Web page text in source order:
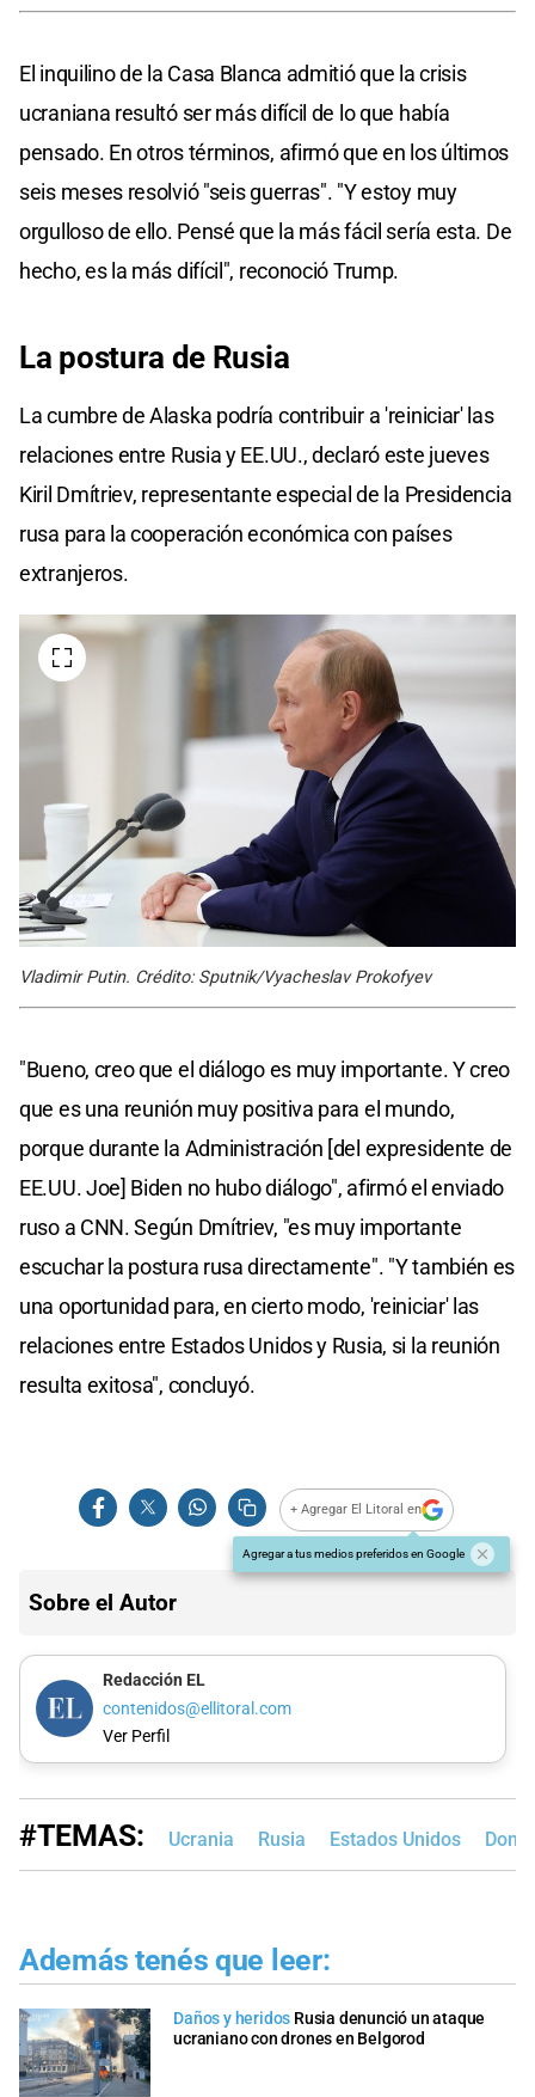
El inquilino de la Casa Blanca admitió que la crisis
ucraniana resultó ser más difícil de lo que había
pensado. En otros términos, afirmó que en los últimos
seis meses resolvió "seis guerras". "Y estoy muy
orgulloso de ello. Pensé que la más fácil sería esta. De
hecho, es la más difícil", reconoció Trump.
La postura de Rusia
La cumbre de Alaska podría contribuir a 'reiniciar' las
relaciones entre Rusia y EE.UU., declaró este jueves
Kiril Dmítriev, representante especial de la Presidencia
rusa para la cooperación económica con países
extranjeros.
Vladimir Putin. Crédito: Sputnik/Vyacheslav Prokofyev
"Bueno, creo que el diálogo es muy importante. Y creo
que es una reunión muy positiva para el mundo,
porque durante la Administración [del expresidente de
EE.UU. Joe] Biden no hubo diálogo", afirmó el enviado
ruso a CNN. Según Dmítriev, "es muy importante
escuchar la postura rusa directamente". "Y también es
una oportunidad para, en cierto modo, 'reiniciar' las
relaciones entre Estados Unidos y Rusia, si la reunión
resulta exitosa", concluyó.
+ Agregar El Litoral en
Agregar a tus medios preferidos en Google
Sobre el Autor
Redacción EL
contenidos@ellitoral.com
Ver Perfil
#TEMAS: Ucrania Rusia Estados Unidos
Además tenés que leer:
Daños y heridos Rusia denunció un ataque
ucraniano con drones en Belgorod